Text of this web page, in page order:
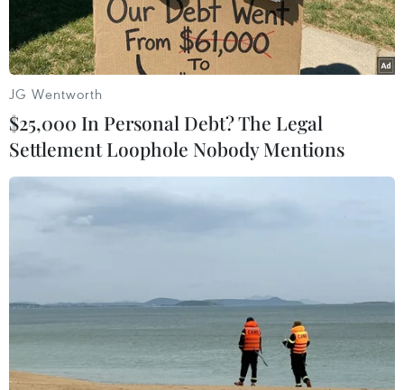
Caracas đến thành phốTrujillo, miền Tây nước
này, nhân kỷ niệm 200 năm khởi phát "Cuộc
chiến sinh tử"chống thực dân Tây Ban Nha.
lịch sử, Tổng thống Maduro tuyênbố: "Tôi quyết
định trao cho Trujillo qui chế thủ đô của Cộng
hòa Venezuelatrong ngày 15 và 16/6."
cuộc chiếnsinh tử" chống người Tây Ban Nha và
phái ủng hộ thực dân trong ngay trong nội
bộđất nước Venezuela./.
JG Wentworth
$25,000 In Personal Debt? The Legal
Settlement Loophole Nobody Mentions